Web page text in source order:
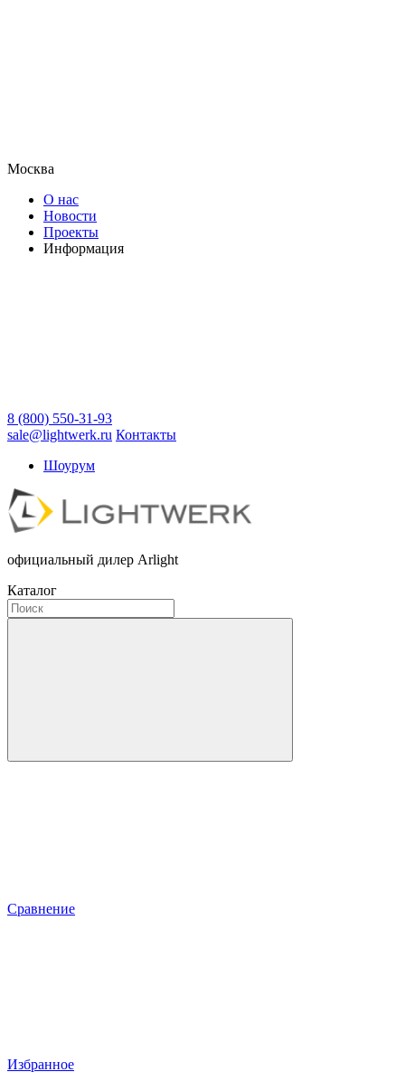
Москва
О нас
Новости
Проекты
Информация
8 (800) 550-31-93
sale@lightwerk.ru Контакты
Шоурум
официальный дилер Arlight
Каталог
Сравнение
Избранное